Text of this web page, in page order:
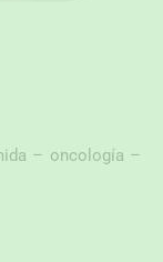
– oncología –